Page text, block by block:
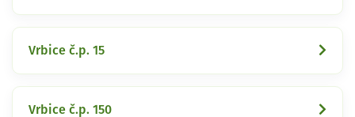
Vrbice č.p. 15
Vrbice č.p. 150